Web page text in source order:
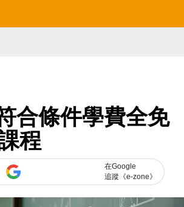
合條件學費全免
程
在Google
追蹤《e-zone》